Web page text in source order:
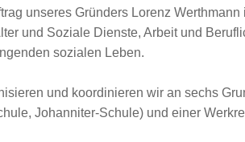
unseres Gründers Lorenz
und Soziale Dienste, Arbeit und
sozialen Leben.
und koordinieren wir an sechs
Johanniter-Schule) und einer